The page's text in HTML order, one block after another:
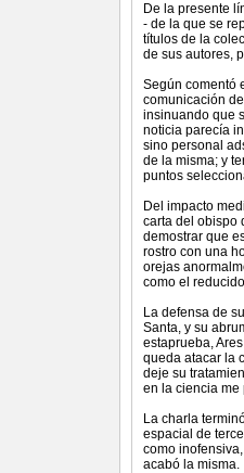
De la presente
- de la que se
títulos de la
de sus autores,
Según comentó
comunicación
insinuando que
noticia parecía
sino personal
de la misma; y
puntos
Del impacto
carta del obispo
demostrar que
rostro con una
orejas
como el
La defensa de
Santa, y su
estaprueba,
queda atacar la
deje su
en la ciencia me
La charla
espacial de
como
acabó la misma.